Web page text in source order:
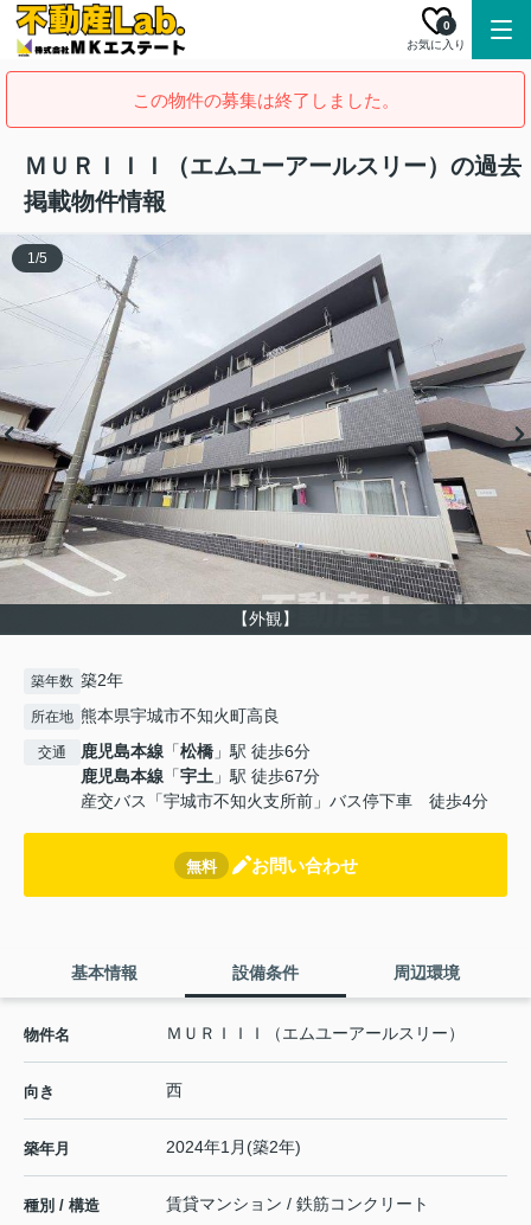
お気に入り
0
この物件の募集は終了しました。
ＭＵＲＩＩＩ（エムユーアールスリー）の過去
掲載物件情報
【外観】
1/5
築年数 築2年
所在地 熊本県宇城市不知火町高良
交通 鹿児島本線 「松橋 」駅 徒歩6分
鹿児島本線 「宇土 」駅 徒歩67分
産交バス「宇城市不知火支所前」バス停下車 徒歩4分
無料 お問い合わせ
基本情報 設備条件 周辺環境
物件名 ＭＵＲＩＩＩ（エムユーアールスリー）
向き 西
築年月 2024年1月(築2年)
種別 / 構造 賃貸マンション / 鉄筋コンクリート